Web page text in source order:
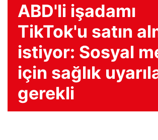
ABD'li işadamı
TikTok'u satın
istiyor: Sosyal
için sağlık
gerekli